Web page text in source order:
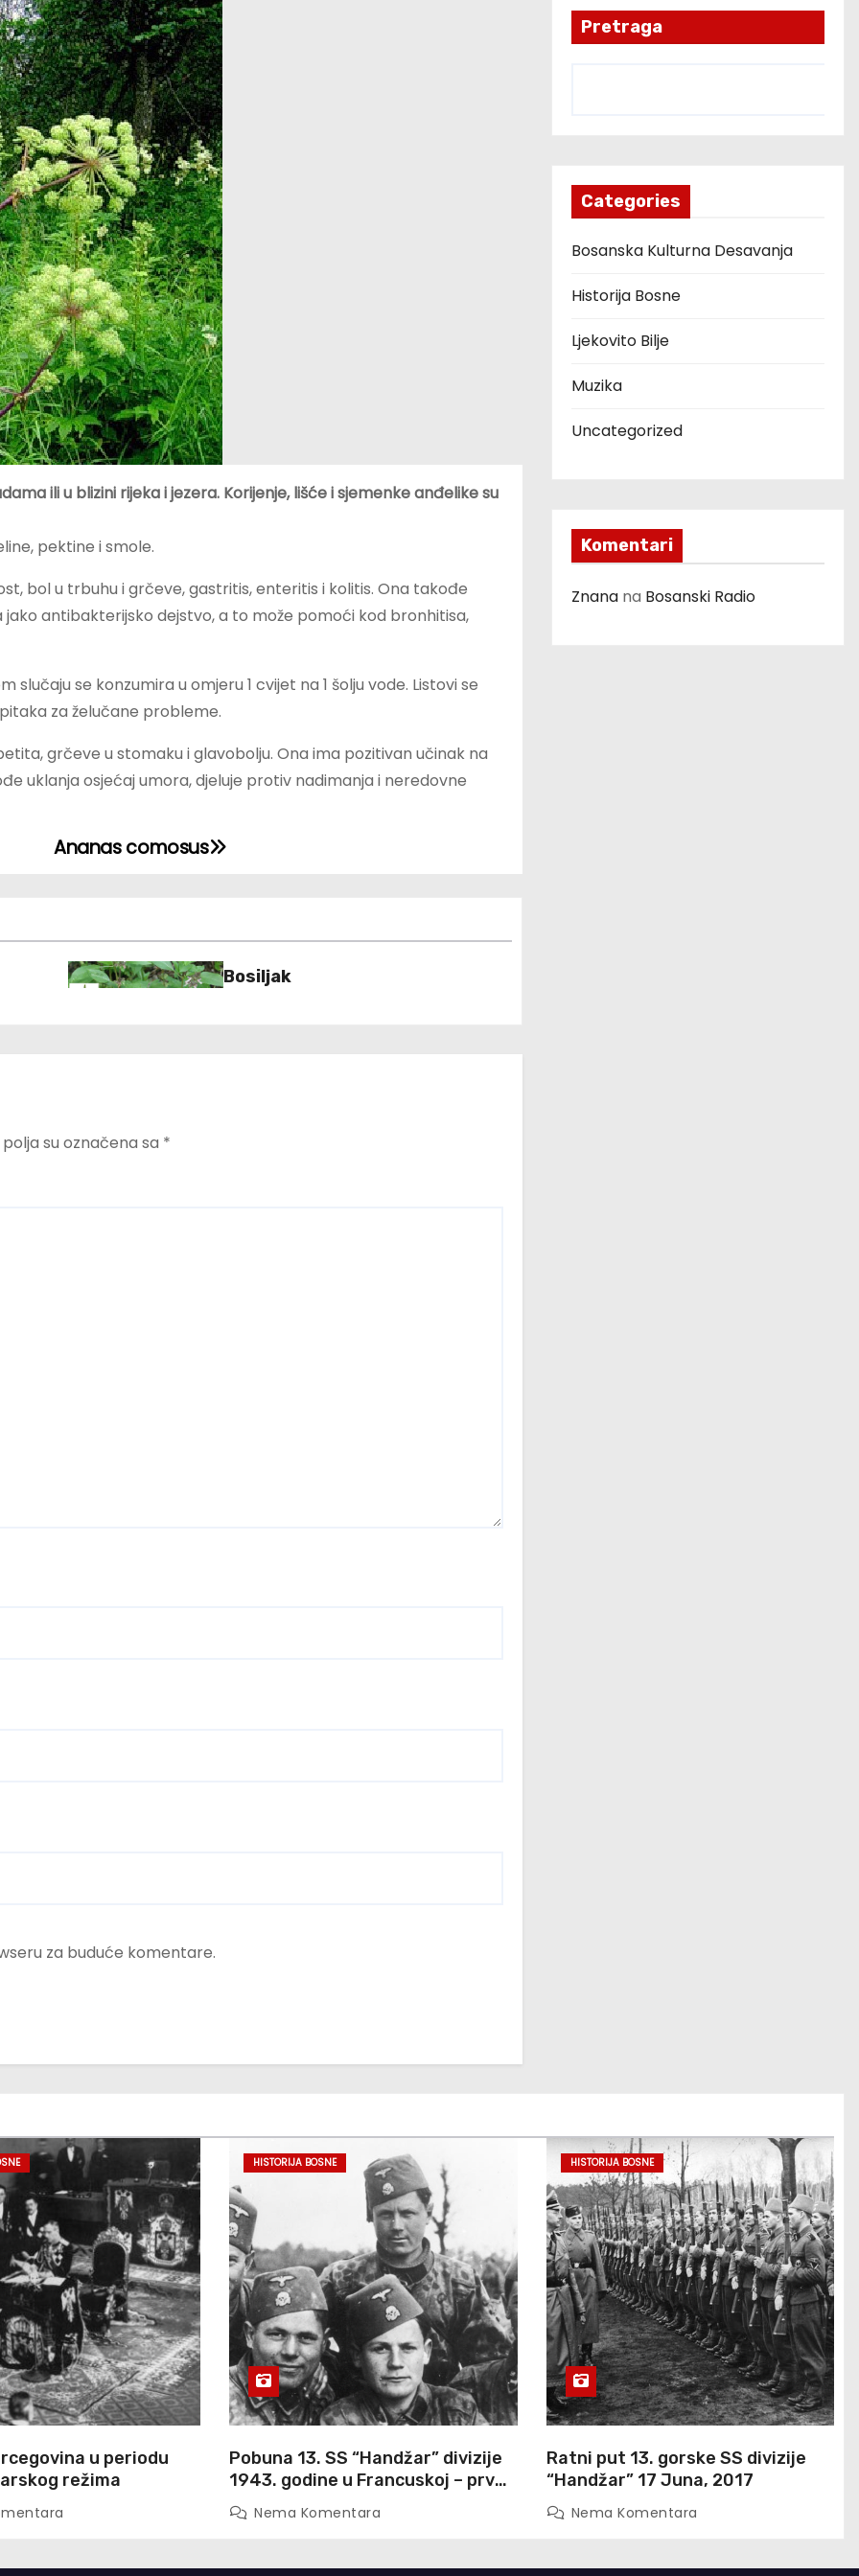
ili u blizini rijeka i jezera. Korijenje, lišće i sjemenke anđelike su
pektine i smole.
bol u trbuhu i grčeve, gastritis, enteritis i kolitis. Ona takođe
antibakterijsko dejstvo, a to može pomoći kod bronhitisa,
se konzumira u omjeru 1 cvijet na 1 šolju vode. Listovi se
za želučane probleme.
grčeve u stomaku i glavobolju. Ona ima pozitivan učinak na
uklanja osjećaj umora, djeluje protiv nadimanja i neredovne
Ananas comosus
Bosiljak
su označena sa *
za buduće komentare.
Pretraga
Categories
Bosanska Kulturna Desavanja
Historija Bosne
Ljekovito Bilje
Muzika
Uncategorized
Komentari
Znana na Bosanski Radio
u periodu
režima
HISTORIJA BOSNE
Pobuna 13. SS “Handžar” divizije
1943. godine u Francuskoj – prva
pobuna u moćnom Waffen SS
ogranku
Nema Komentara
HISTORIJA BOSNE
Ratni put 13. gorske SS divizije
“Handžar” 17 Juna, 2017
Nema Komentara